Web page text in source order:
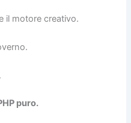
il motore creativo.
puro.